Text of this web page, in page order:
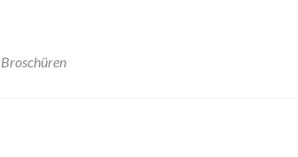
Broschüren